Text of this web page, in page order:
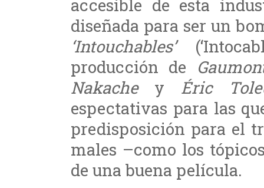
accesible de esta
diseñada para ser un
‘Intouchables’
producción de
Nakachey Éric
espectativas para las
predisposición para el
males –como los
de una buena película.